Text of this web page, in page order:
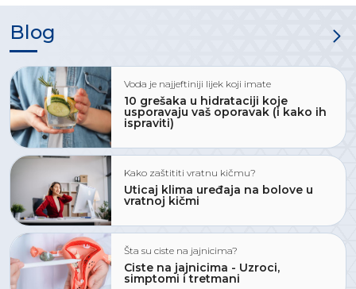
Blog
Voda je najjeftiniji lijek koji imate
10 grešaka u hidrataciji koje
usporavaju vaš oporavak (i kako ih
ispraviti)
Kako zaštititi vratnu kičmu?
Uticaj klima uređaja na bolove u
vratnoj kičmi
Šta su ciste na jajnicima?
Ciste na jajnicima - Uzroci,
simptomi i tretmani